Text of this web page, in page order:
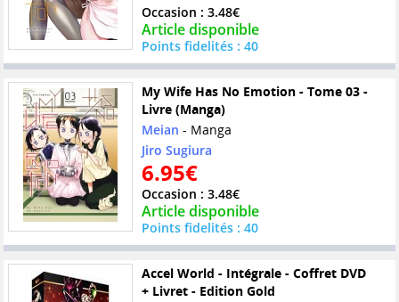
Occasion : 3.48€
Article disponible
Points fidelités : 40
My Wife Has No Emotion - Tome 03 -
Livre (Manga)
Meian - Manga
Jiro Sugiura
6.95€
Occasion : 3.48€
Article disponible
Points fidelités : 40
Accel World - Intégrale - Coffret DVD
+ Livret - Edition Gold